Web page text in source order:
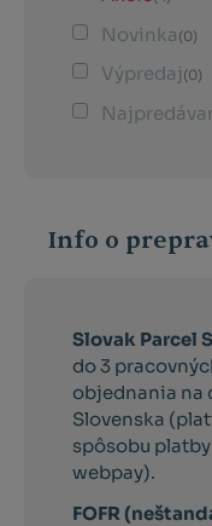
Novinka (0)
Výpredaj(0)
Info o
Slovak Parcel
do 3
objednania na
Slovenska
spôsobu
webpay).
FOFR